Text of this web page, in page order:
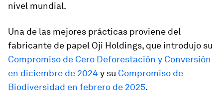
nivel mundial.
Una de las mejores prácticas proviene del
fabricante de papel Oji Holdings, que introdujo su
Compromiso de Cero Deforestación y Conversión
en diciembre de 2024 y su Compromiso de
Biodiversidad en febrero de 2025.